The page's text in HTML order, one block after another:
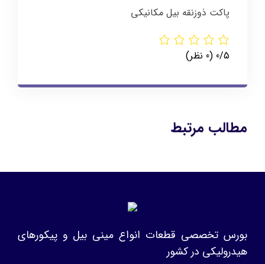
پاکت ذوزنقه بیل مکانیکی
‫0/5 ‫(0 نظر)
مطالب مرتبط
بورس تخصصی قطعات انواع مینی بیل و پیکورهای
هیدرولیکی در کشور